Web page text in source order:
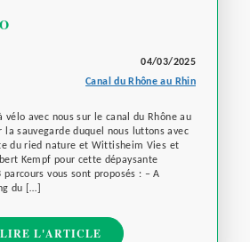
04/03/2025
Canal du Rhône au Rhin
vélo avec nous sur le canal du Rhône au
la sauvegarde duquel nous luttons avec
du ried nature et Wittisheim Vies et
Kempf pour cette dépaysante
vous sont proposés : – A
du […]
LIRE L'ARTICLE